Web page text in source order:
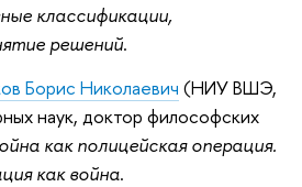
классификации,
решений.
Борис Николаевич (НИУ ВШЭ,
наук, доктор философских
как полицейская операция.
как война.